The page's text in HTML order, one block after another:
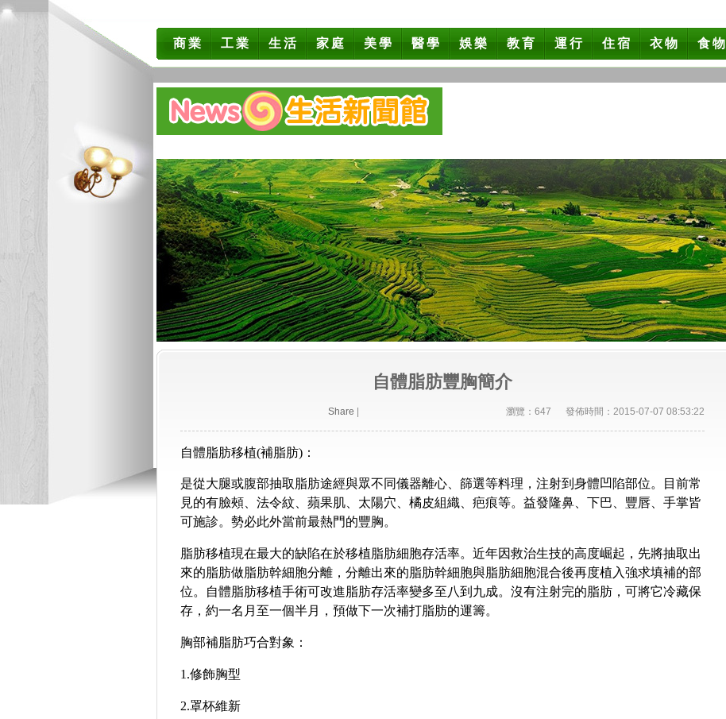
商業 工業 生活 家庭 美學 醫學 娛樂 教育 運行 住宿 衣物 食物
自體脂肪豐胸簡介
瀏覽：647 發佈時間：2015-07-07 08:53:22
Share
自體脂肪移植(補脂肪) ：
是從大腿或腹部抽取脂肪途經與眾不同儀器離心、篩選等料理，注射到身體凹陷部位。目前常
見的有臉頰、法令紋、蘋果肌、太陽穴、橘皮組織、疤痕等。益發隆鼻 、下巴、豐唇、手掌皆
可施診。勢必此外當前最熱門的豐胸。
脂肪移植現在最大的缺陷在於移植脂肪細胞存活率。近年因救治生技的高度崛起，先將抽取出
來的脂肪做脂肪幹細胞分離，分離出來的脂肪幹細胞與脂肪細胞混合後再度植入強求填補的部
位。自體脂肪移植手術可改進脂肪存活率變多至八到九成。沒有注射完的脂肪，可將它冷藏保
存，約一名月至一個半月，預做下一次補打脂肪的運籌。
胸部補脂肪巧合對象 ：
1.修飾胸型
2.罩杯維新